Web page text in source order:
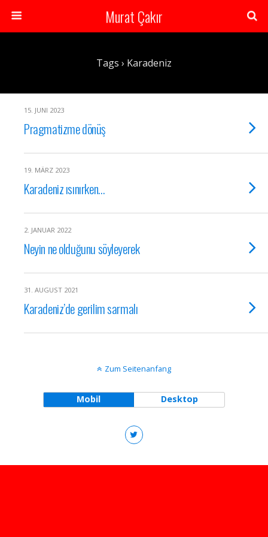
Murat Çakır
Tags › Karadeniz
15. JUNI 2023
Pragmatizme dönüş
19. MÄRZ 2023
Karadeniz ısınırken…
2. JANUAR 2022
Neyin ne olduğunu söyleyerek
31. AUGUST 2021
Karadeniz’de gerilim sarmalı
Zum Seitenanfang
Mobil Desktop